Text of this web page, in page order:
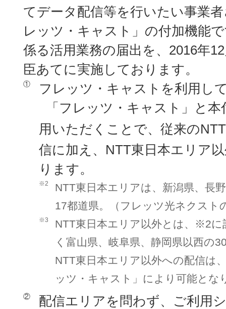
てデータ配信等を行いたい事業
レッツ・キャスト」の付加機能
係る活用業務の届出を、2016年
臣あてに実施しております。
①
フレッツ・キャストを利用し
「フレッツ・キャスト」と
用いただくことで、従来の
信に加え、NTT東日本エリア
ります。
※2
NTT東日本エリアは、新潟県、長
17都道県。（フレッツ光ネクスト
※3
NTT東日本エリア以外とは、※2
く富山県、岐阜県、静岡県以西の
NTT東日本エリア以外への配信は
ッツ・キャスト」により可能とな
②
配信エリアを問わず、ご利用